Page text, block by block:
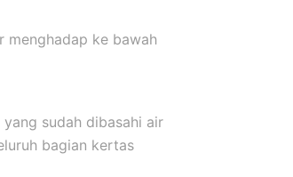
menghadap ke bawah
sudah dibasahi air
bagian kertas